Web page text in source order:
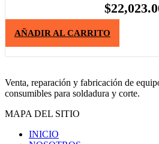
$
AÑADIR AL CARRITO
Venta, reparación y fabricación de
consumibles para soldadura y corte.
MAPA DEL SITIO
INICIO